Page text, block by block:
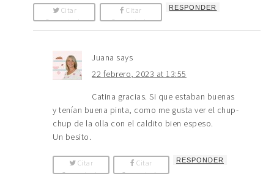
Citar
Comentario
Citar
Comentario
RESPONDER
Juana says
22 febrero, 2023 at 13:55
Catina gracias. Si que estaban buenas
y tenían buena pinta, como me gusta ver el chup-
chup de la olla con el caldito bien espeso.
Un besito.
Citar
Comentario
Citar
Comentario
RESPONDER